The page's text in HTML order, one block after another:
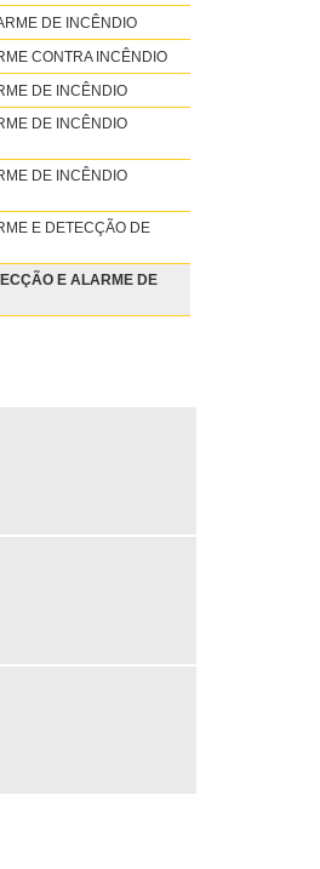
DE INCÊNDIO
CONTRA INCÊNDIO
DE INCÊNDIO
DE INCÊNDIO
DE INCÊNDIO
E DETECÇÃO DE
E ALARME DE